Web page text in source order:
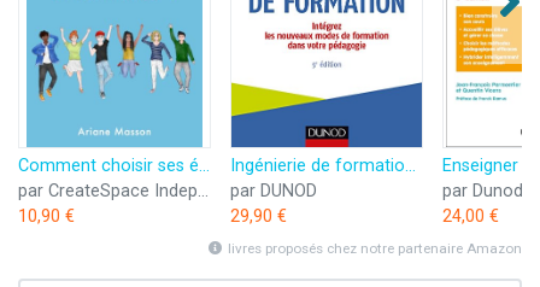
Comment choisir ses études et son métier: Orientation scolaire et professionnelle
par CreateSpace Independent Publishing Platform
10,90 €
Ingénierie de formation - 5e éd. -Intégrez les nouveaux modes de formation dans votre pédagogie: Intégrez les nouveaux modes de formation dans votre pédagogie
par DUNOD
29,90 €
par Dunod
24,00 €
livres proposés chez notre partenaire Amazon